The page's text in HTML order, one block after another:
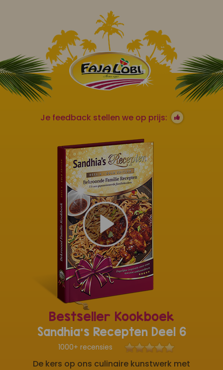
Je feedback stellen we op prijs:
Bestseller Kookboek
Sandhia's Recepten Deel 6
1000+ recensies
De kers op ons culinaire kunstwerk met